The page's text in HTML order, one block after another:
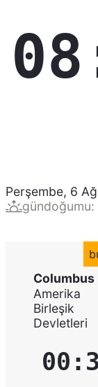
Perşembe, 6
gündoğumu:
Columbus
Amerika
Birleşik
Devletleri